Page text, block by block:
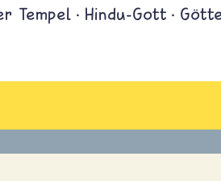
Tempel Hindu-Gott